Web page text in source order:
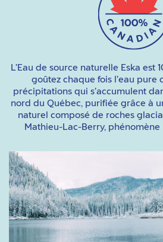
L’Eau de source naturelle Eska est
goûtez chaque fois l’eau pure
précipitations qui s’accumulent
nord du Québec, purifiée grâce à
naturel composé de roches
Mathieu-Lac-Berry, phénomène